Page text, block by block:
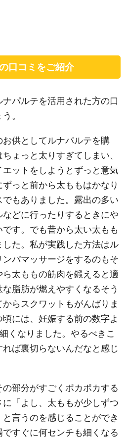
口コミをご紹介
パルテを活用された方の口
。
供としてルナパルテを購
ょっと太りすぎてしまい、
ットをしようとずっと意気
っと前から太ももはかなり
もありました。露出の多い
どに行ったりするときにや
す。でも昔から太い太もも
た。私が実践した方法はル
パマッサージをするのもそ
太ももの筋肉を鍛えると適
脂肪が燃えやすくなるそう
らスクワットもがんばりま
には、妊娠する前の数字よ
くなりました。やるべきこ
ば裏切らないんだなと感じ
部分がすごくポカポカする
「よし、太ももが少しずつ
言うのを感じることができ
すぐに何センチも細くなる